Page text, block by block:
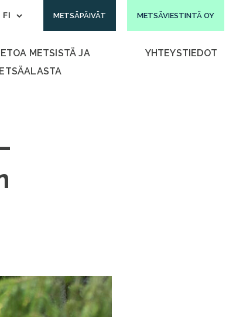
METSÄPÄIVÄT METSÄVIESTINTÄ OY
METSISTÄ JA
YHTEYSTIEDOT